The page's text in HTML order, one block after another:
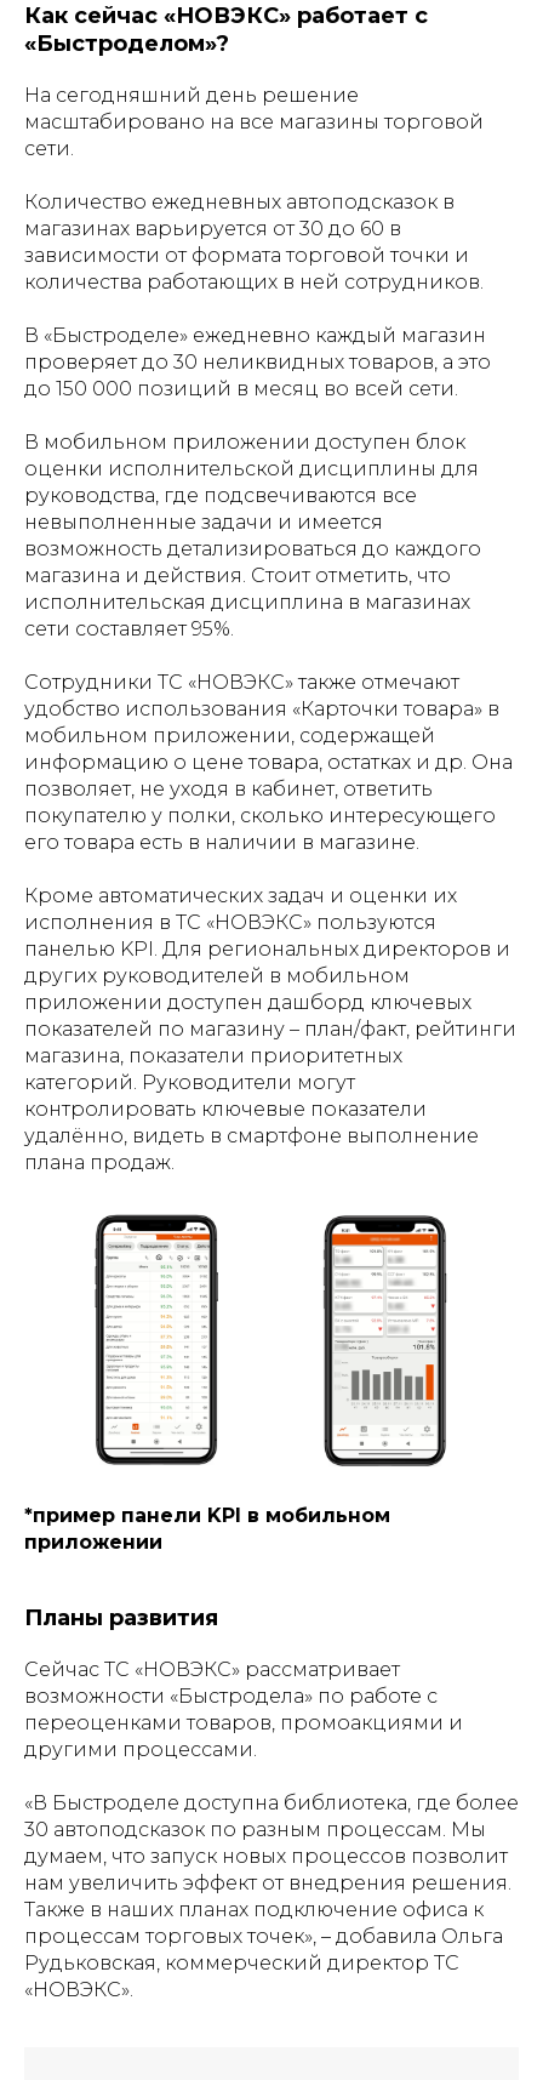
Как сейчас «НОВЭКС» работает с
«Быстроделом»?
На сегодняшний день решение
масштабировано на все магазины торговой
сети.
Количество ежедневных автоподсказок в
магазинах варьируется от 30 до 60 в
зависимости от формата торговой точки и
количества работающих в ней сотрудников.
В «Быстроделе» ежедневно каждый магазин
проверяет до 30 неликвидных товаров, а это
до 150 000 позиций в месяц во всей сети.
В мобильном приложении доступен блок
оценки исполнительской дисциплины для
руководства, где подсвечиваются все
невыполненные задачи и имеется
возможность детализироваться до каждого
магазина и действия​. Стоит отметить, что
исполнительская дисциплина в магазинах
сети составляет 95%.
Сотрудники ТС «НОВЭКС» также отмечают
удобство использования «Карточки товара» в
мобильном приложении, содержащей
информацию о цене товара, остатках и др. Она
позволяет, не уходя в кабинет, ответить
покупателю у полки, сколько интересующего
его товара есть в наличии в магазине.
Кроме автоматических задач и оценки их
исполнения в ТС «НОВЭКС» пользуются
панелью KPI. Для региональных директоров и
других руководителей в мобильном
приложении доступен дашборд ключевых
показателей по магазину​ – план/факт, рейтинги
магазина, показатели приоритетных
категорий. Руководители могут
контролировать ключевые показатели
удалённо, видеть в смартфоне выполнение
плана продаж​.
*пример панели KPI в мобильном
приложении
Планы развития
Сейчас ТС «НОВЭКС» рассматривает
возможности «Быстродела» по работе с
переоценками товаров, промоакциями и
другими процессами.
«В Быстроделе доступна библиотека, где более
30 автоподсказок по разным процессам. Мы
думаем, что запуск новых процессов позволит
нам увеличить эффект от внедрения решения.
Также в наших планах подключение офиса к
процессам торговых точек», – добавила Ольга
Рудьковская, коммерческий директор ТС
«НОВЭКС».